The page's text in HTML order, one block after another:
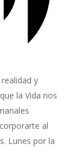
y
la Vida nos
al
Lunes por la